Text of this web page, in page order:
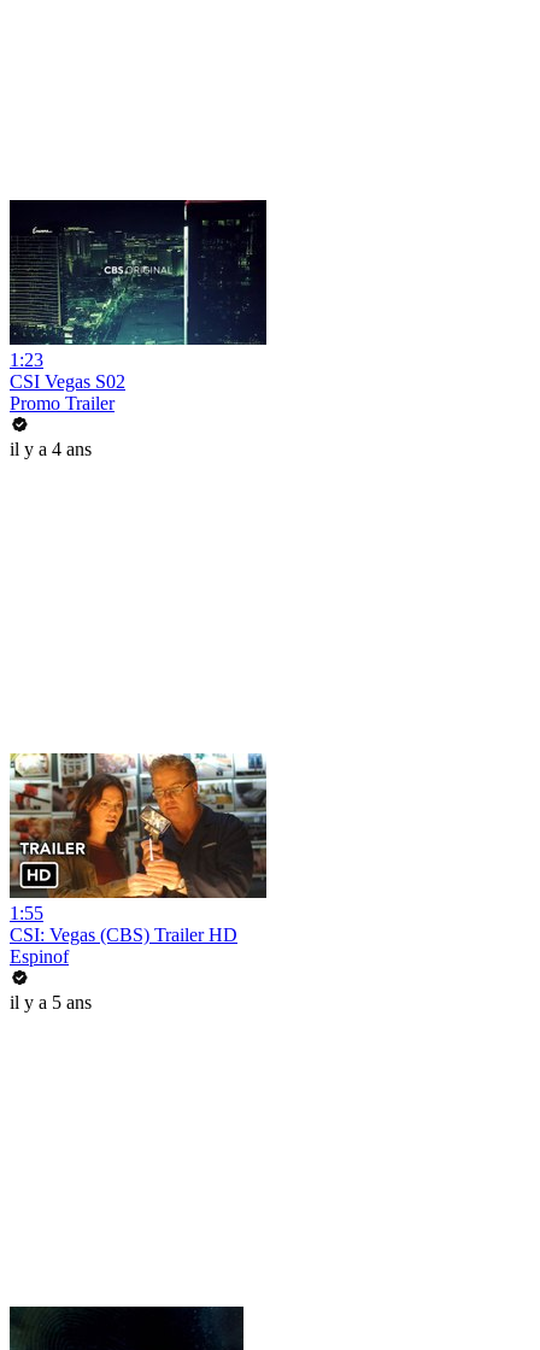
1:23
CSI Vegas S02
Promo Trailer
il y a 4 ans
1:55
CSI: Vegas (CBS) Trailer HD
Espinof
il y a 5 ans